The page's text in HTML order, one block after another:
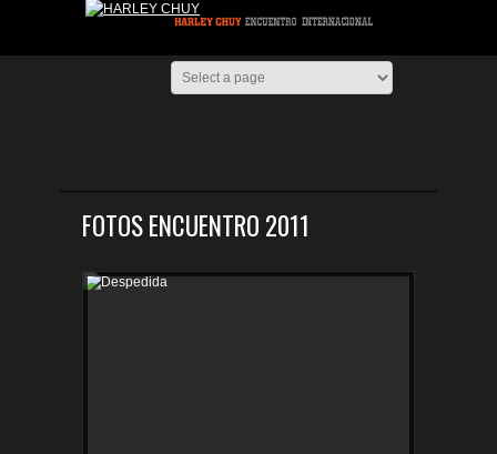
FOTOS ENCUENTRO 2011